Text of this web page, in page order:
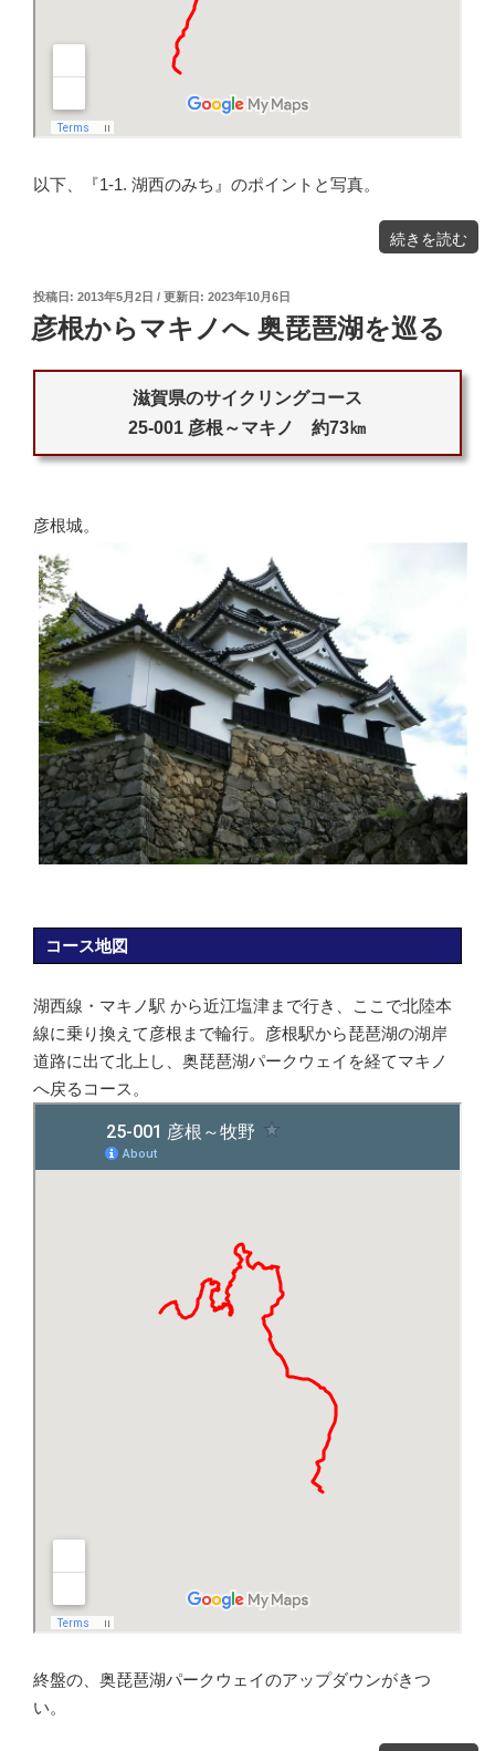
以下、『1-1. 湖西のみち』のポイントと写真。
"街
道
を
み
ち』
を
の
続きを読む
投
稿
日:
2013年5月2日 2023年10月6日
彦根からマキノへ 奥琵琶湖を巡る
滋賀県のサイクリングコース
25-001 彦根～マキノ 約73㎞
彦根城。
コース地図
湖西線・マキノ駅 から近江塩津まで行き、ここで北陸本
線に乗り換えて彦根まで輪行。彦根駅から琵琶湖の湖岸
道路に出て北上し、奥琵琶湖パークウェイを経てマキノ
へ戻るコース。
終盤の、奥琵琶湖パークウェイのアップダウンがきつ
い。